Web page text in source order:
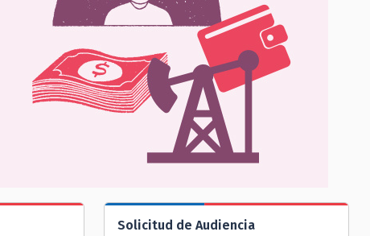
Solicitud de Audiencia